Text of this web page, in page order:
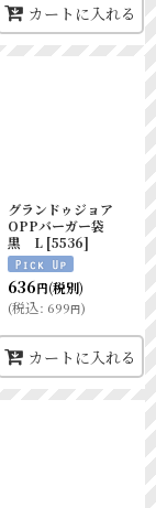
カートに入れる
グランドゥジョア
OPPバーガー袋
黒 L [5536]
636円(税別)
(税込: 699円)
カートに入れる